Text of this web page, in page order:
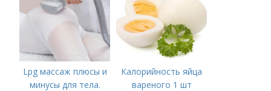
Lpg массаж плюсы и
минусы для тела.
Калорийность яйца
вареного 1 шт